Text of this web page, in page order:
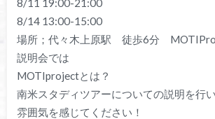
8/11 19:00-21:00
8/14 13:00-15:00
場所；代々木上原駅 徒歩6分
説明会では
MOTIprojectとは？
南米スタディツアーについての説明を行
雰囲気を感じてください！